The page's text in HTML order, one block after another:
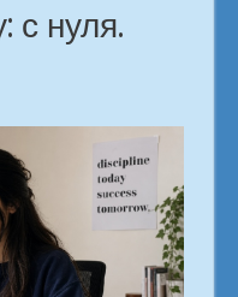
с нуля.